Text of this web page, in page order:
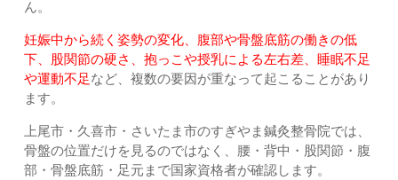
ん。
妊娠中から続く姿勢の変化、腹部や骨盤底筋の働きの低
下、股関節の硬さ、抱っこや授乳による左右差、睡眠不足
や運動不足など、複数の要因が重なって起こることがあり
ます。
上尾市・久喜市・さいたま市のすぎやま鍼灸整骨院では、
骨盤の位置だけを見るのではなく、腰・背中・股関節・腹
部・骨盤底筋・足元まで国家資格者が確認します。